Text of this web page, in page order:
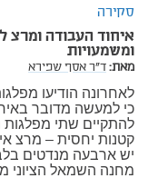
סקירה
איחוד העבודה
ומשמעויות
מאת:ד"ר אסף שפירא
לאחרונה הודיעו
כי למעשה מדובר
להתקיים שתי
קטנות יחסית – מרצ
יש ארבעה מנדטים
מחנה השמאל הציוני